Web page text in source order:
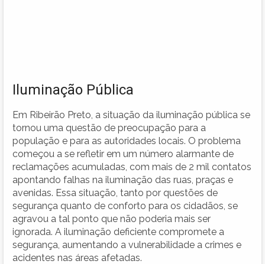
Iluminação Pública
Em Ribeirão Preto, a situação da iluminação pública se
tornou uma questão de preocupação para a
população e para as autoridades locais. O problema
começou a se refletir em um número alarmante de
reclamações acumuladas, com mais de 2 mil contatos
apontando falhas na iluminação das ruas, praças e
avenidas. Essa situação, tanto por questões de
segurança quanto de conforto para os cidadãos, se
agravou a tal ponto que não poderia mais ser
ignorada. A iluminação deficiente compromete a
segurança, aumentando a vulnerabilidade a crimes e
acidentes nas áreas afetadas.